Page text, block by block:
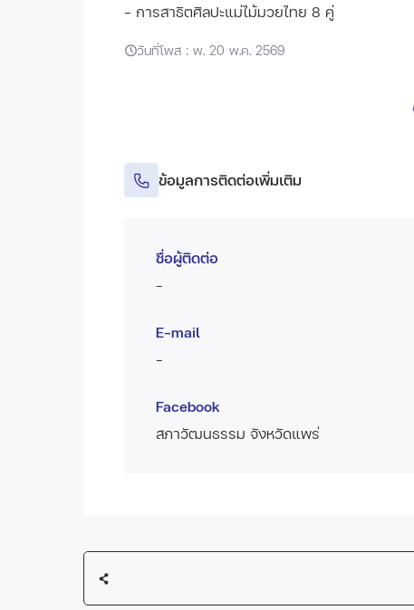
- การสาธิตศิลปะแม่ไม้มวยไทย 8 คู่
วันที่โพส : พ. 20 พ.ค. 2569
ข้อมูลการติดต่อเพิ่มเติม
ชื่อผู้ติดต่อ
-
E-mail
-
Facebook
สภาวัฒนธรรม จังหวัดแพร่